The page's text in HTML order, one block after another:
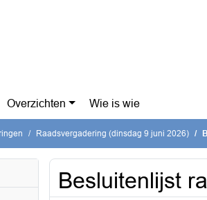
Overzichten Wie is wie
Raadsvergadering (dinsdag 9 juni 2026)
Besluitenlijst